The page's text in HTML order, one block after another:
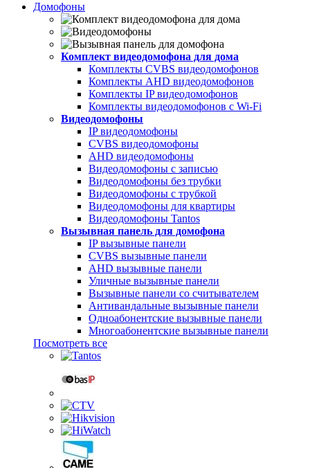
Домофоны
Комплект видеодомофона для дома
Комплекты CVBS видеодомофонов
Комплекты AHD видеодомофонов
Комплекты IP видеодомофонов
Комплекты видеодомофонов с Wi-Fi
Видеодомофоны
IP видеодомофоны
CVBS видеодомофоны
AHD видеодомофоны
Видеодомофоны с записью
Видеодомофоны без трубки
Видеодомофоны с трубкой
Видеодомофоны для квартиры
Видеодомофоны Tantos
Вызывная панель для домофона
IP вызывные панели
CVBS вызывные панели
AHD вызывные панели
Уличные вызывные панели
Вызывные панели со считывателем
Антивандальные вызывные панели
Одноабонентские вызывные панели
Многоабонентские вызывные панели
Посмотреть все